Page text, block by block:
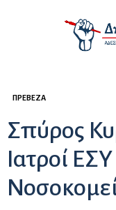
ΠΡΈΒΕΖΑ
Σπύρος
Ιατροί